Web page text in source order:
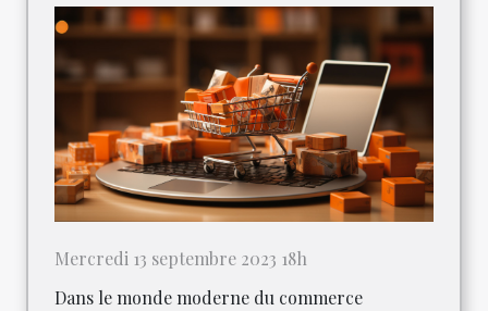
Mercredi 13 septembre 2023 18h
Dans le monde moderne du commerce